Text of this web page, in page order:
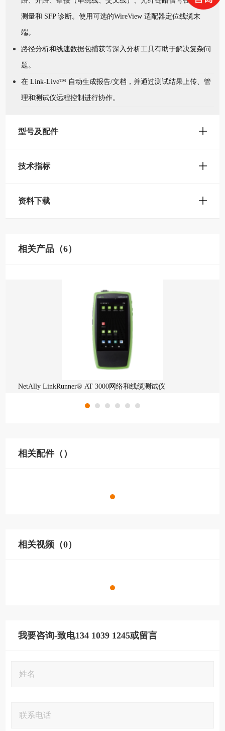
测量和 SFP 诊断。使用可选的WireView 适配器定位线缆末
端。
路径分析和线速数据包捕获等深入分析工具有助于解决复杂问
题。
在 Link-Live™ 自动生成报告/文档，并通过测试结果上传、管
理和测试仪远程控制进行协作。
型号及配件
技术指标
资料下载
相关产品（6）
NetAlly LinkRunner® AT 3000网络和线缆测试仪
相关配件（）
相关视频（0）
我要咨询-致电134 1039 1245或留言